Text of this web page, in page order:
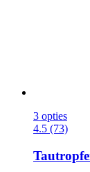
3 opties
4.5 (73)